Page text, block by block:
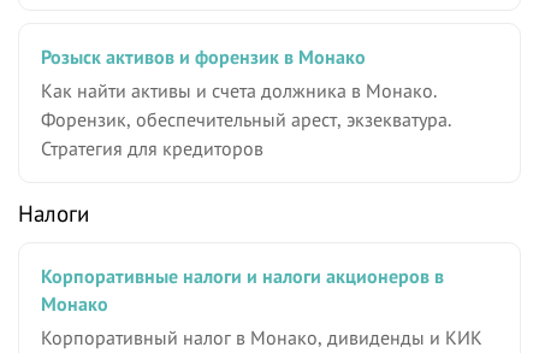
Розыск активов и форензик в Монако
Как найти активы и счета должника в Монако.
Форензик, обеспечительный арест, экзекватура.
Стратегия для кредиторов
Налоги
Корпоративные налоги и налоги акционеров в
Монако
Корпоративный налог в Монако, дивиденды и КИК